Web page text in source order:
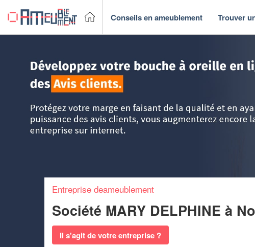
Conseils en ameublement Trouver
Entreprise deameublement
Société MARY DELPHINE à
Il s'agit de votre entreprise ?